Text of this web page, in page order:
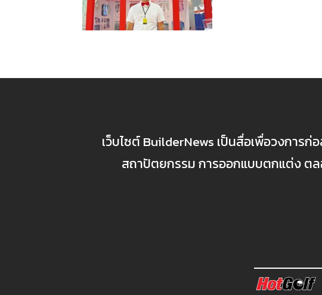
เว็บไซต์ BuilderNews เป็นสื่อเพื่อวงการ
สถาปัตยกรรม การออกแบบตกแต่ง ตล